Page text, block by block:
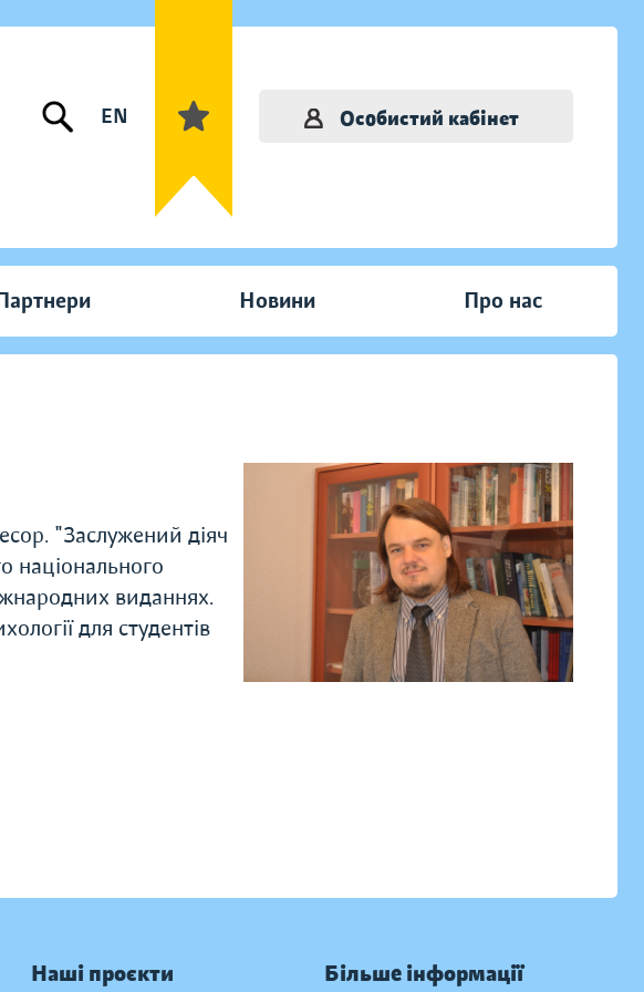
EN Особистий кабінет
Новини Про нас
"Заслужений діяч
національного
виданнях.
для студентів
Наші проєкти Більше інформації